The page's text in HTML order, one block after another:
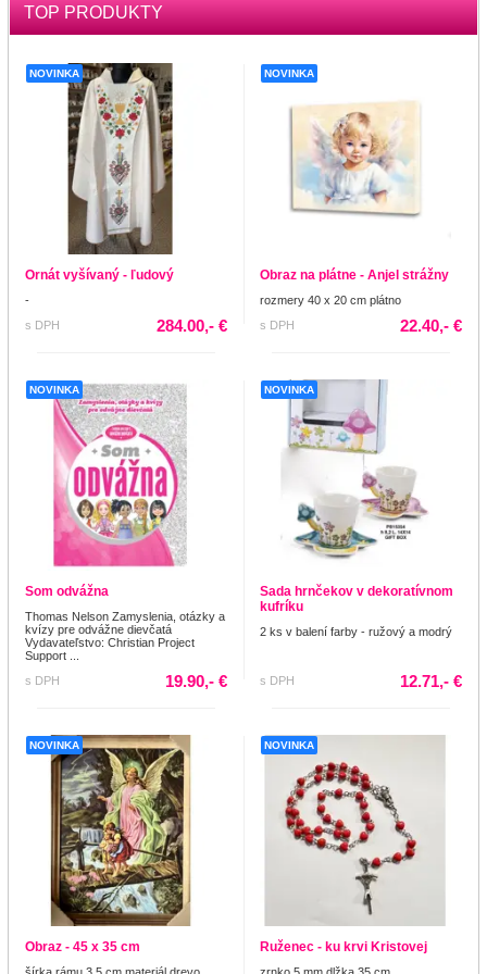
TOP PRODUKTY
NOVINKA
Ornát vyšívaný - ľudový
-
s DPH
284.00,- €
NOVINKA
Obraz na plátne - Anjel strážny
rozmery 40 x 20 cm plátno
s DPH
22.40,- €
NOVINKA
Som odvážna
Thomas Nelson Zamyslenia, otázky a
kvízy pre odvážne dievčatá
Vydavateľstvo: Christian Project
Support ...
s DPH
19.90,- €
NOVINKA
Sada hrnčekov v dekoratívnom
kufríku
2 ks v balení farby - ružový a modrý
s DPH 12.71,- €
NOVINKA
Obraz - 45 x 35 cm
NOVINKA
Ruženec - ku krvi Kristovej